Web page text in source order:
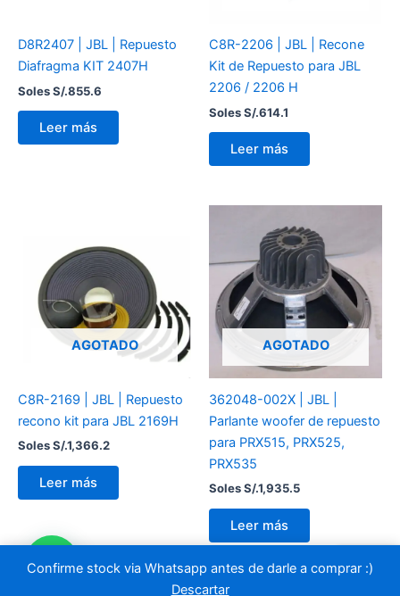
Confirme stock via Whatsapp antes de darle a comprar :)
Descartar
D8R2407 | JBL | Repuesto
Diafragma KIT 2407H
Soles S/.855.6
Leer más
C8R-2206 | JBL | Recone
Kit de Repuesto para JBL
2206 / 2206 H
Soles S/.614.1
Leer más
AGOTADO
C8R-2169 | JBL | Repuesto
recono kit para JBL 2169H
Soles S/.1,366.2
Leer más
AGOTADO
362048-002X | JBL |
Parlante woofer de repuesto
para PRX515, PRX525,
PRX535
Soles S/.1,935.5
Leer más